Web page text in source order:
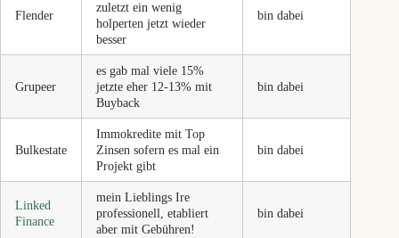
Flender
zuletzt ein wenig
holperten jetzt wieder
besser
bin dabei
Grupeer
es gab mal viele 15%
jetzte eher 12-13% mit
Buyback
bin dabei
Bulkestate
Immokredite mit Top
Zinsen sofern es mal ein
Projekt gibt
bin dabei
Linked
Finance
mein Lieblings Ire
professionell, etabliert
aber mit Gebühren!
bin dabei